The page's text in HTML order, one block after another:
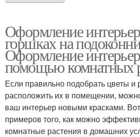
Оформление
горшках на
Оформление
помощью комнатных
Если правильно подобрать цветы и
расположить их в помещении,
ваш интерьер новыми красками.
примеров того, как можно
комнатные растения в домашних